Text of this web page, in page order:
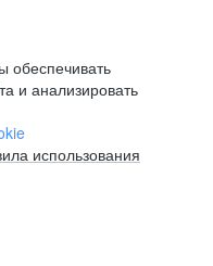
обеспечивать
и анализировать
использования